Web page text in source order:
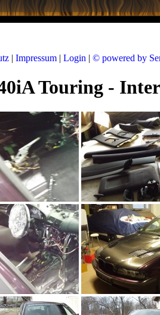
| Impressum | Login | © powered by
Touring -